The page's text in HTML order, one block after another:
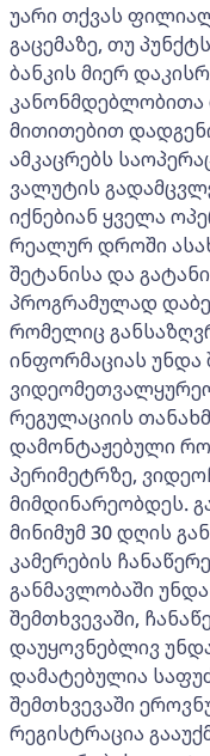
უარი თქვას
გაცემაზე, თუ
ბანკის მიერ
კანონმდებლობითა
მითითებით
ამკაცრებს
ვალუტის
იქნებიან ყველა
რეალურ დროში
შეტანისა და
პროგრამულად
რომელიც
ინფორმაციას უნდა
რეგულაციის
დამონტაჟებული
პერიმეტრზე,
მიმდინარეობდეს.
მინიმუმ 30 დღის
კამერების
განმავლობაში
შემთხვევაში,
დაუყოვნებლივ
დამატებულია
შემთხვევაში
რეგისტრაცია